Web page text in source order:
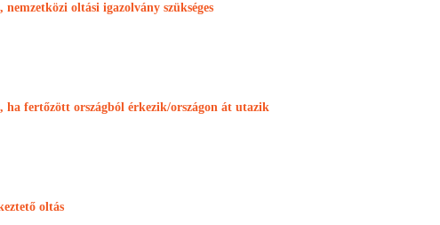
nemzetközi oltási igazolvány szükséges
ha fertőzött országból érkezik/országon át utazik
oltás